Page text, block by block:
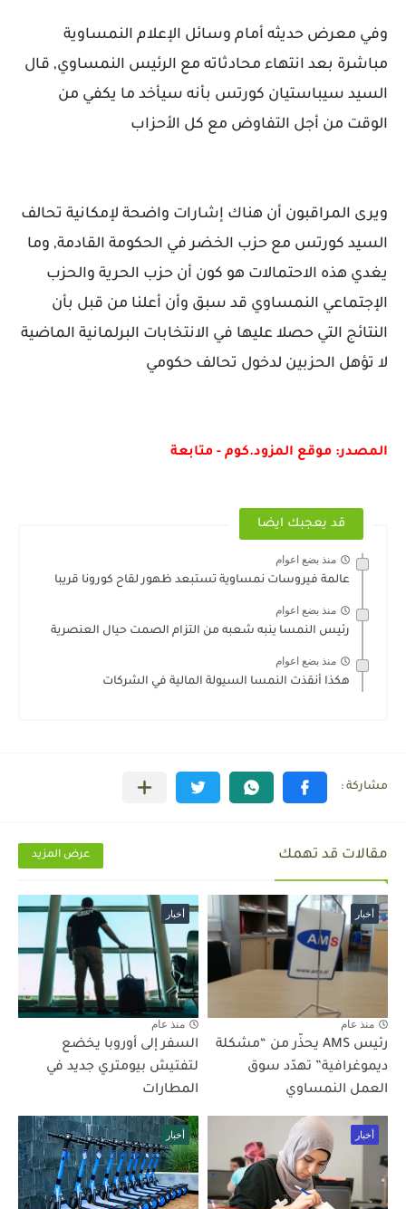
وفي معرض حديثه أمام وسائل الإعلام النمساوية
مباشرة بعد انتهاء محادثاته مع الرئيس النمساوي, قال
السيد سيباستيان كورتس بأنه سيأخد ما يكفي من
الوقت من أجل التفاوض مع كل الأحزاب
ويرى المراقبون أن هناك إشارات واضحة لإمكانية تحالف
السيد كورتس مع حزب الخضر في الحكومة القادمة, وما
يغدي هذه الاحتمالات هو كون أن حزب الحرية والحزب
الإجتماعي النمساوي قد سبق وأن أعلنا من قبل بأن
النتائج التي حصلا عليها في الانتخابات البرلمانية الماضية
لا تؤهل الحزبين لدخول تحالف حكومي
المصدر: موقع المزود.كوم - متابعة
قد يعجبك ايضا
منذ بضع اعوام
عالمة فيروسات نمساوية تستبعد ظهور لقاح كورونا قريبا
منذ بضع اعوام
رئيس النمسا ينبه شعبه من التزام الصمت حيال العنصرية
منذ بضع اعوام
هكذا أنقذت النمسا السيولة المالية في الشركات
مقالات قد تهمك عرض المزيد
أخبار
منذ عام
رئيس AMS يحذّر من “مشكلة
ديموغرافية” تهدّد سوق
العمل النمساوي
أخبار
منذ عام
السفر إلى أوروبا يخضع
لتفتيش بيومتري جديد في
المطارات
أخبار أخبار